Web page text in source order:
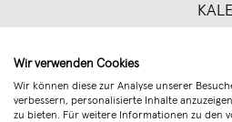
Wir verwenden Cookies
Wir können diese zur Analyse unserer
verbessern, personalisierte Inhalte
zu bieten. Für weitere Informationen zu den